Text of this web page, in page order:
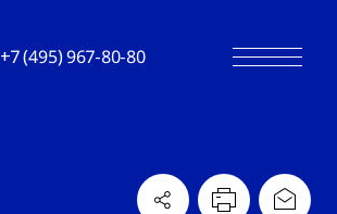
+7 (495) 967-80-80